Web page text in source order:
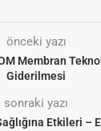
önceki yazı
Membran
Giderilmesi
sonraki yazı
Etkileri –